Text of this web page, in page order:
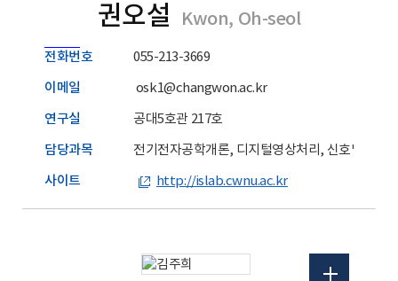
권오설 Kwon, Oh-seol
전화번호 055-213-3669
이메일 osk1@changwon.ac.kr
연구실 공대5호관 217호
담당과목 전기전자공학개론, 디지털영상처리, 신호및시스템
사이트 http://islab.cwnu.ac.kr